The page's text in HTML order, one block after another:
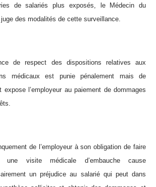
de salariés plus exposés, le Médecin du
des modalités de cette surveillance.
de respect des dispositions relatives aux
médicaux est punie pénalement mais de
expose l’employeur au paiement de dommages
de l’employeur à son obligation de faire
une visite médicale d’embauche cause
un préjudice au salarié qui peut dans